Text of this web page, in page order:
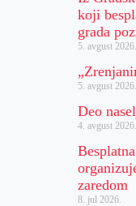
koji
grada
5. avgust 2026.
5. avgust 2026.
Deo
4. avgust 2026.
zaredom
8. jul 2026.